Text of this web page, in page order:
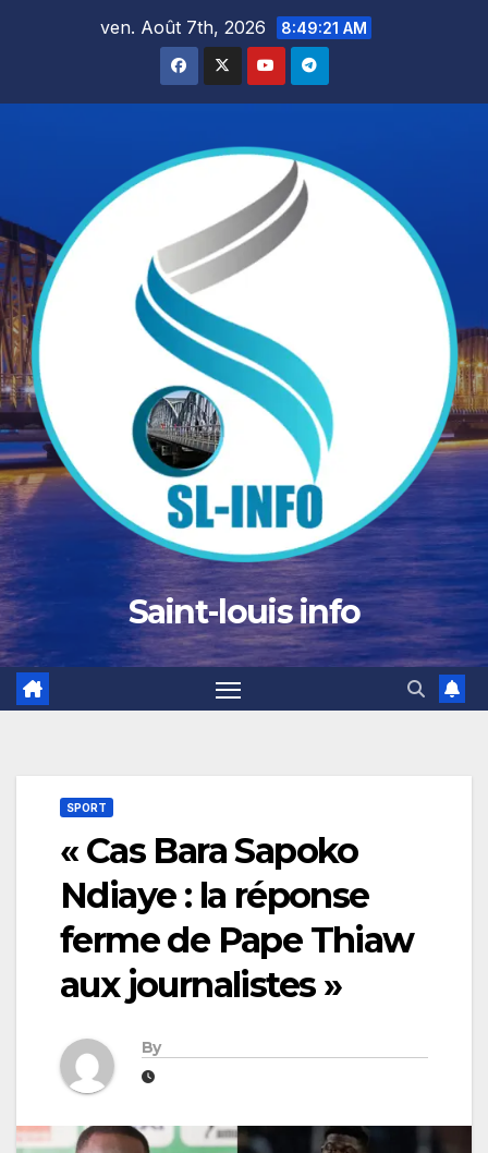
ven. Août 7th, 2026 8:49:22 AM
Saint-louis info
SPORT
« Cas Bara Sapoko
Ndiaye : la réponse
ferme de Pape Thiaw
aux journalistes »
By